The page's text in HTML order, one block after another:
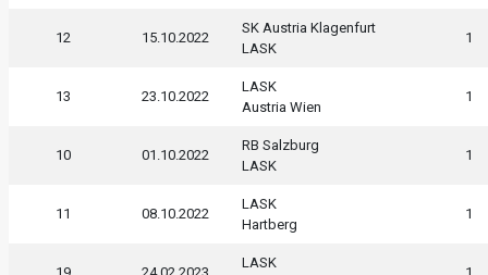
12 15.10.2022
SK Austria Klagenfurt
LASK
1
13 23.10.2022
LASK
Austria Wien
1
10 01.10.2022
RB Salzburg
LASK
1
11 08.10.2022
LASK
Hartberg
1
LASK